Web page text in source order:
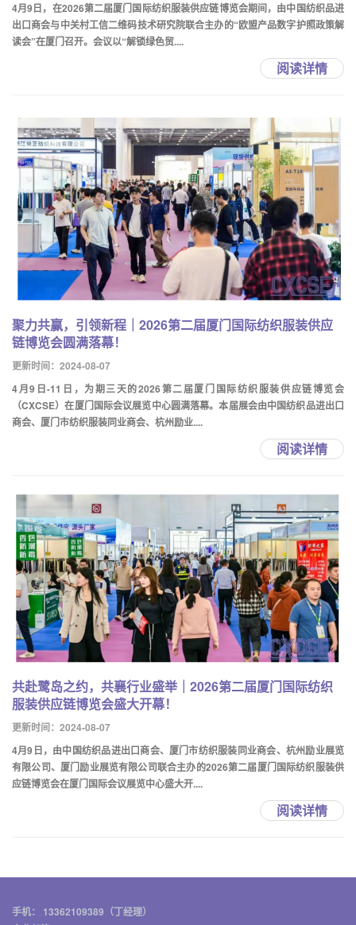
4月9日，在2026第二届厦门国际纺织服装供应链博览会期间，由中国纺织品进
出口商会与中关村工信二维码技术研究院联合主办的“欧盟产品数字护照政策解
读会”在厦门召开。会议以“解锁绿色贸....
阅读详情
聚力共赢，引领新程｜2026第二届厦门国际纺织服装供应
链博览会圆满落幕！
更新时间：2024-08-07
4月9日-11日，为期三天的2026第二届厦门国际纺织服装供应链博览会
（CXCSE）在厦门国际会议展览中心圆满落幕。本届展会由中国纺织品进出口
商会、厦门市纺织服装同业商会、杭州励业....
阅读详情
共赴鹭岛之约，共襄行业盛举｜2026第二届厦门国际纺织
服装供应链博览会盛大开幕！
更新时间：2024-08-07
4月9日，由中国纺织品进出口商会、厦门市纺织服装同业商会、杭州励业展览
有限公司、厦门励业展览有限公司联合主办的2026第二届厦门国际纺织服装供
应链博览会在厦门国际会议展览中心盛大开....
阅读详情
手机： 13362109389（丁经理）